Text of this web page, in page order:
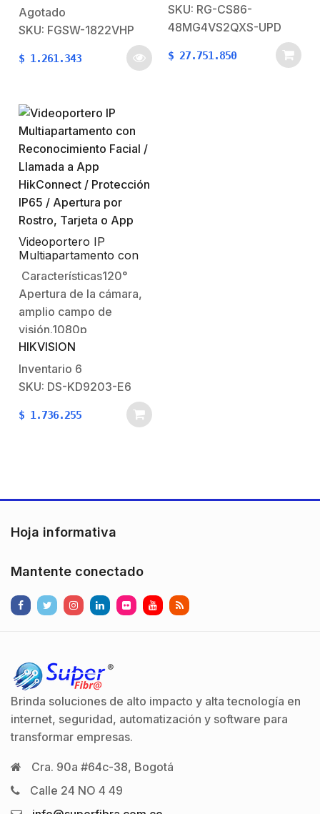
1000BASE-X SFP,
compartidas con
18.PoE:Alimenta
802.3at.Potencia total:
300W.Funciones
Pantalla LCD y Modo
VLAN, EXTENDED:-
Muestra la Potencia
Total disponible y
usada.- Muestra y
protege contra
sobrecarga, bajo
voltaje, alto…
Agotado
SKU: FGSW-1822VHP
$ 1.261.343
SKU: RG-CS86-
48MG4VS2QXS-UPD
$ 27.751.850
Videoportero IP
Multiapartamento con
Reconocimiento Facial /
Llamada a App
HikConnect /
Protección IP65 /
Apertura por Rostro,
Tarjeta o App
Características120°
Apertura de la cámara,
amplio campo de
visión.1080p
HD.Reconocimiento
Facial con Inteligencia
Artificial Deep
Protección IP65.Pantalla
25,000 tarjetas MIFARE
(10 mil usuarios
departamentos.El
número de contraseñas
soportadas…
HIKVISION
Inventario 6
SKU: DS-KD9203-E6
$ 1.736.255
Hoja informativa
Mantente conectado
Brinda soluciones de alto impacto y alta tecnología en
internet, seguridad, automatización y software para
transformar empresas.
Cra. 90a #64c-38, Bogotá
Calle 24 NO 4 49